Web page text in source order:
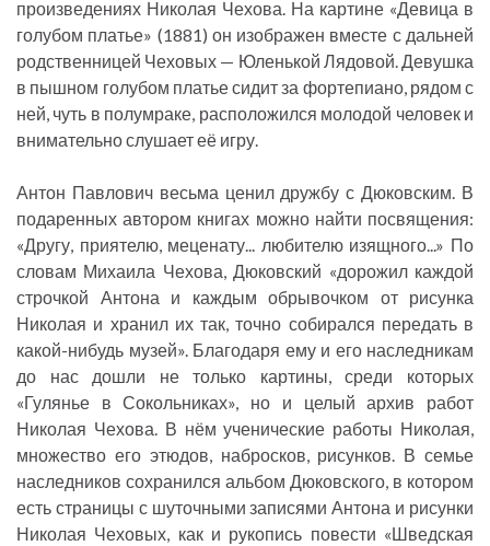
произведениях Николая Чехова. На картине «Девица в
голубом платье» (1881) он изображен вместе с дальней
родственницей Чеховых — Юленькой Лядовой. Девушка
в пышном голубом платье сидит за фортепиано, рядом с
ней, чуть в полумраке, расположился молодой человек и
внимательно слушает её игру.
Антон Павлович весьма ценил дружбу с Дюковским. В
подаренных автором книгах можно найти посвящения:
«Другу, приятелю, меценату... любителю изящного...» По
словам Михаила Чехова, Дюковский «дорожил каждой
строчкой Антона и каждым обрывочком от рисунка
Николая и хранил их так, точно собирался передать в
какой-нибудь музей». Благодаря ему и его наследникам
до нас дошли не только картины, среди которых
«Гулянье в Сокольниках», но и целый архив работ
Николая Чехова. В нём ученические работы Николая,
множество его этюдов, набросков, рисунков. В семье
наследников сохранился альбом Дюковского, в котором
есть страницы с шуточными записями Антона и рисунки
Николая Чеховых, как и рукопись повести «Шведская